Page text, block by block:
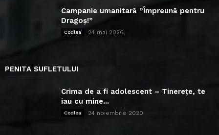
Campanie umanitară ”Împreună pentru
Dragoș!”
Codlea 24 mai 2026
PENITA SUFLETULUI
Crima de a fi adolescent – Tinerețe, te
iau cu mine...
Codlea 24 noiembrie 2020